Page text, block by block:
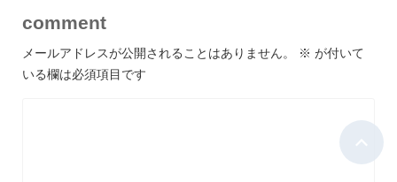
comment
メールアドレスが公開されることはありません。 ※ が付いて
いる欄は必須項目です